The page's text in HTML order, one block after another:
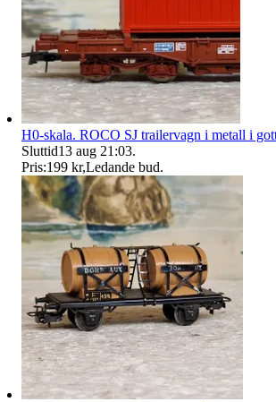
H0-skala. ROCO SJ trailervagn i metall i
Sluttid13 aug 21:03.
Pris:199 kr,Ledande bud.